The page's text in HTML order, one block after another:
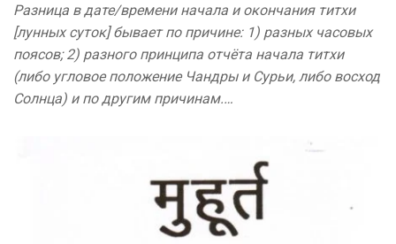
Разница в дате/времени начала и окончания титхи
[лунных суток] бывает по причине: 1) разных часовых
поясов; 2) разного принципа отчёта начала титхи
(либо угловое положение Чандры и Сурьи, либо восход
Солнца) и по другим причинам.…